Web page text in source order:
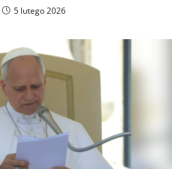
5 lutego 2026